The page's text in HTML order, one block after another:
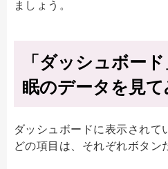
ましょう。
「ダッシュボー
眠のデータを見て
ダッシュボードに表示されて
どの項目は、それぞれボタン